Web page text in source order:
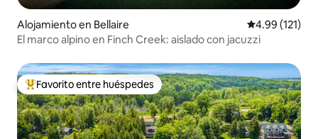
Alojamiento en Bellaire Calificación
4.99 (121)
El marco alpino en Finch Creek: aislado con jacuzzi
Favorito entre huéspedes preferido
Favorito entre huéspedes